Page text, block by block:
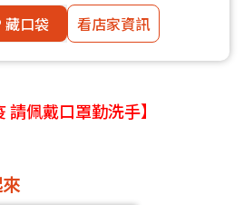
藏口袋 看店家資訊
請佩戴口罩勤洗手】